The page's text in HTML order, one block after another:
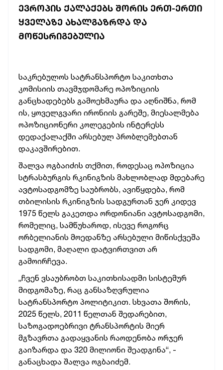
ᲔᲕᲠᲝᲞᲘᲡ ᲥᲐᲚᲐᲥᲔᲑᲡ ᲨᲝᲠᲘᲡ ᲔᲠᲗ-ᲔᲠᲗᲘ
ᲧᲕᲔᲚᲐᲖᲔ ᲐᲮᲐᲚᲒᲐᲖᲠᲓᲐ ᲓᲐ
ᲛᲝᲬᲔᲡᲠᲘᲒᲔᲑᲣᲚᲘᲐ
საკრებულოს სატრანსპორტო საკითხთა
კომისიის თავმჯდომარე ოპოზიციის
განცხადებებს გამოეხმაურა და აღნიშნა, რომ
ის, ყოველგვარი ირონიის გარეშე, მიესალმება
ოპოზიციონერი კოლეგების ინტერესს
დედაქალაქში არსებულ პრობლემებთან
დაკავშირებით.
შალვა ოგბაიძის თქმით, როდესაც ოპოზიცია
სტრასბურგის რკინიგზის მახლობლად მდებარე
ავტოსადგომზე საუბრობს, ავიწყდება, რომ
თბილისის რკინიგზის სადგურთან ჯერ კიდევ
1975 წელს გაკეთდა ორდონიანი ავტოსადგომი,
რომელიც, სამწუხაროდ, ისევე როგორც
ორბელიანის მოედანზე არსებული მიწისქვეშა
სადგომი, მაღალი დატვირთვით არ
გამოირჩევა.
„ჩვენ ვსაუბრობთ საკითხისადმი სისტემურ
მიდგომაზე, რაც განსაზღვრულია
სატრანსპორტო პოლიტიკით. სხვათა შორის,
2025 წელს, 2011 წელთან შედარებით,
საზოგადოებრივი ტრანსპორტის მიერ
მგზავრთა გადაყვანის რაოდენობა ორჯერ
გაიზარდა და 320 მილიონი შეადგინა“, -
განაცხადა შალვა ოგბაიძემ.